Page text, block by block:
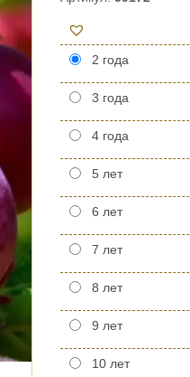
2 года
3 года
4 года
5 лет
6 лет
7 лет
8 лет
9 лет
10 лет